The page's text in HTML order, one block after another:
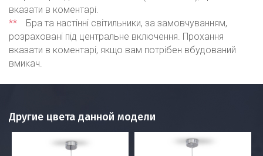
вказати в коментарі.
**
Бра та настінні світильники, за замовчуванням,
розраховані під центральне включення. Прохання
вказати в коментарі, якщо вам потрібен вбудований
вмикач.
Другие цвета данной модели